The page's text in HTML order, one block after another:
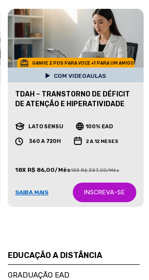
GANHE 2 POS PARA VOCE +1 PARA UM AMIGO
COM VIDEOAULAS
TDAH – TRANSTORNO DE DÉFICIT
DE ATENÇÃO E HIPERATIVIDADE
LATO SENSU 100% EAD
360 A 720H 2 A 12 MESES
18X R$ 86,00/Mês18X R$ 387,00/Mês
SAIBA MAIS INSCREVA-SE
EDUCAÇÃO A DISTÂNCIA
GRADUAÇÃO EAD